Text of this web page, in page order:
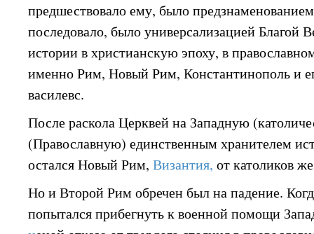
предшествовало ему, было
последовало, было универсализацией Благой
истории в христианскую эпоху, в
именно Рим, Новый Рим, Константинополь и
василевс.
После раскола Церквей на Западную
(Православную) единственным хранителем
остался Новый Рим,Византия, от католиков
Но и Второй Рим обречен был на падение.
попытался прибегнуть к военной помощи